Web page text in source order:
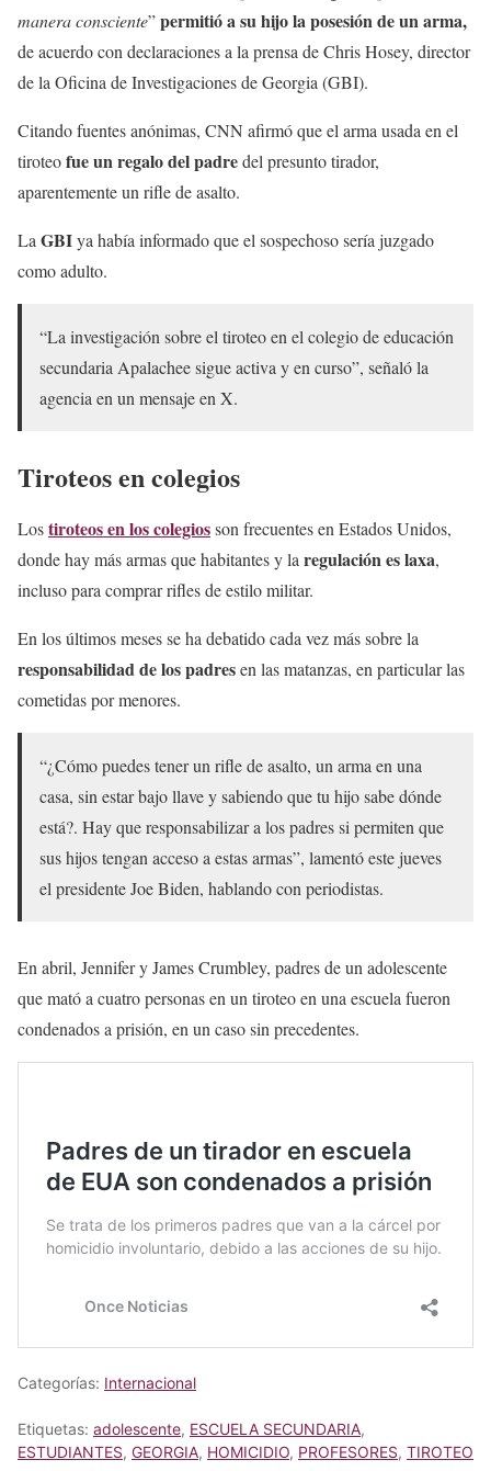
manera consciente”permitió a su hijo la posesión de un arma,
de acuerdo con declaraciones a la prensa de Chris Hosey, director
de la Oficina de Investigaciones de Georgia (GBI).
Citando fuentes anónimas, CNN afirmó que el arma usada en el
tiroteofue un regalo del padredel presunto tirador,
aparentemente un rifle de asalto.
La GBIya había informado que el sospechoso sería juzgado
como adulto.
“La investigación sobre el tiroteo en el colegio de educación
secundaria Apalachee sigue activa y en curso”, señaló la
agencia en un mensaje en X.
Tiroteos en colegios
Lostiroteos en los colegiosson frecuentes en Estados Unidos,
donde hay más armas que habitantes y laregulación es laxa,
incluso para comprar rifles de estilo militar.
En los últimos meses se ha debatido cada vez más sobre la
responsabilidad de los padresen las matanzas, en particular las
cometidas por menores.
“¿Cómo puedes tener un rifle de asalto, un arma en una
casa, sin estar bajo llave y sabiendo que tu hijo sabe dónde
está?. Hay que responsabilizar a los padres si permiten que
sus hijos tengan acceso a estas armas”, lamentó este jueves
el presidenteJoe Biden, hablando con periodistas.
En abril, Jennifer y James Crumbley, padres de un adolescente
que mató a cuatro personas en un tiroteo en una escuela fueron
condenados a prisión, en un caso sin precedentes.
Categorías: Internacional
Etiquetas: adolescente, ESCUELA SECUNDARIA,
ESTUDIANTES, GEORGIA, HOMICIDIO, PROFESORES, TIROTEO